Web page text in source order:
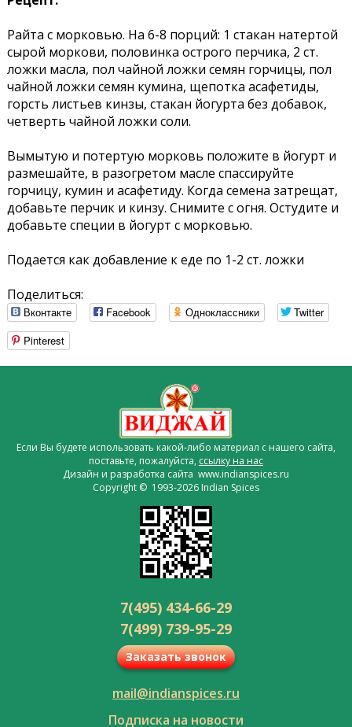
Райта с морковью. На 6-8 порций: 1 стакан натертой
сырой моркови, половинка острого перчика, 2 ст.
ложки масла, пол чайной ложки семян горчицы, пол
чайной ложки семян кумина, щепотка асафетиды,
горсть листьев кинзы, стакан йогурта без добавок,
четверть чайной ложки соли.
Вымытую и потертую морковь положите в йогурт и
размешайте, в разогретом масле спассируйте
горчицу, кумин и асафетиду. Когда семена затрещат,
добавьте перчик и кинзу. Снимите с огня. Остудите и
добавьте специи в йогурт с морковью.
Подается как добавление к еде по 1-2 ст. ложки
Поделиться:
Вконтакте Facebook Одноклассники
Twitter
Pinterest
Если Вы будете использовать какой-либо материал с нашего сайта,
поставьте, пожалуйста, ссылку на нас
Дизайн и разработка сайта www.indianspices.ru
Copyright © 1993-2026 Indian Spices
7(495) 434-66-29
7(499) 739-95-29
Заказать звонок
mail@indianspices.ru
Подписка на новости